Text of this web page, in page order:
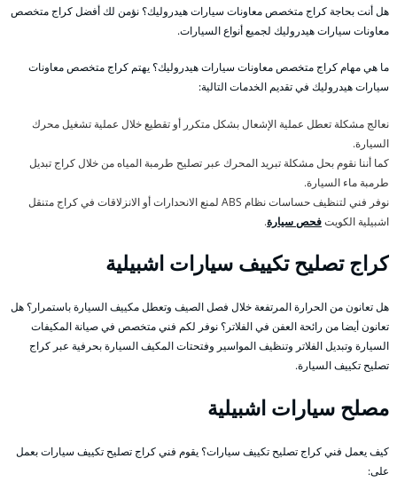
هل أنت بحاجة كراج متخصص معاونات سيارات هيدروليك؟ نؤمن لك أفضل كراج متخصص
معاونات سيارات هيدروليك لجميع أنواع السيارات.
ما هي مهام كراج متخصص معاونات سيارات هيدروليك؟ يهتم كراج متخصص معاونات
سيارات هيدروليك في تقديم الخدمات التالية:
نعالج مشكلة تعطل عملية الإشعال بشكل متكرر أو تقطيع خلال عملية تشغيل محرك
السيارة.
كما أننا نقوم بحل مشكلة تبريد المحرك عبر تصليح طرمبة المياه من خلال كراج تبديل
طرمبة ماء السيارة.
نوفر فني لتنظيف حساسات نظام ABS لمنع الانحدارات أو الانزلاقات في كراج متنقل
اشبيلية الكويتفحص سيارة.
كراج تصليح تكييف سيارات اشبيلية
هل تعانون من الحرارة المرتفعة خلال فصل الصيف وتعطل مكييف السيارة باستمرار؟ هل
تعانون أيضا من رائحة العفن في الفلاتر؟ نوفر لكم فني متخصص في صيانة المكيفات
السيارة وتبديل الفلاتر وتنظيف المواسير وفتحتات المكيف السيارة بحرفية عبر كراج
تصليح تكييف السيارة.
مصلح سيارات اشبيلية
كيف يعمل فني كراج تصليح تكييف سيارات؟ يقوم فني كراج تصليح تكييف سيارات بعمل
على: